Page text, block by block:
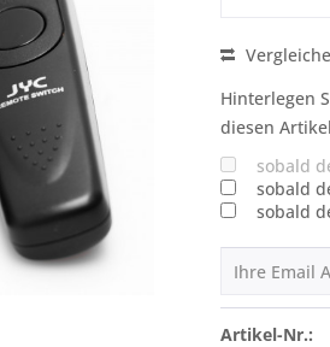
Hinterlegen
diesen
sobald
sobald
sobald
Artikel-Nr.: